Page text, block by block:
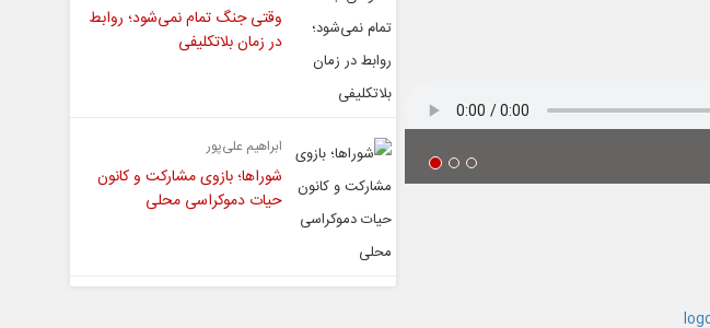
وقتی جنگ تمام نمی‌شود؛ روابط
در زمان بلاتکلیفی
ابراهیم علی‌پور
شوراها؛ بازوی مشارکت و کانون
حیات دموکراسی محلی